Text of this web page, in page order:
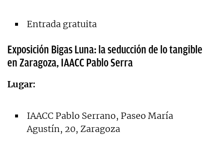
Entrada gratuita
Exposición Bigas Luna: la seducción de lo tangible
en Zaragoza, IAACC Pablo Serra
Lugar:
IAACC Pablo Serrano, Paseo María
Agustín, 20, Zaragoza